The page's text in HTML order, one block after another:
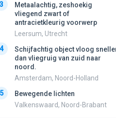
3
Metaalachtig, zeshoekig
vliegend zwart of
antracietkleurig voorwerp
Leersum, Utrecht
4
Schijfachtig object vloog
dan vliegruig van zuid naar
noord.
Amsterdam, Noord-Holland
5
Bewegende lichten
Valkenswaard, Noord-Brabant